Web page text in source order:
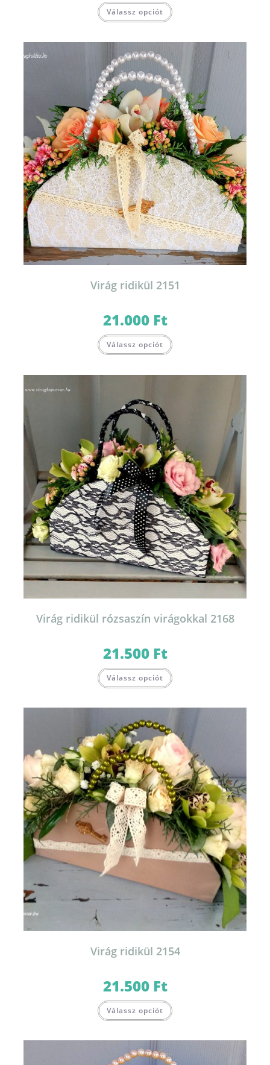
Válassz opciót
Virág ridikül 2151
21.000 Ft
Válassz opciót
Virág ridikül rózsaszín virágokkal 2168
21.500 Ft
Válassz opciót
Virág ridikül 2154
21.500 Ft
Válassz opciót